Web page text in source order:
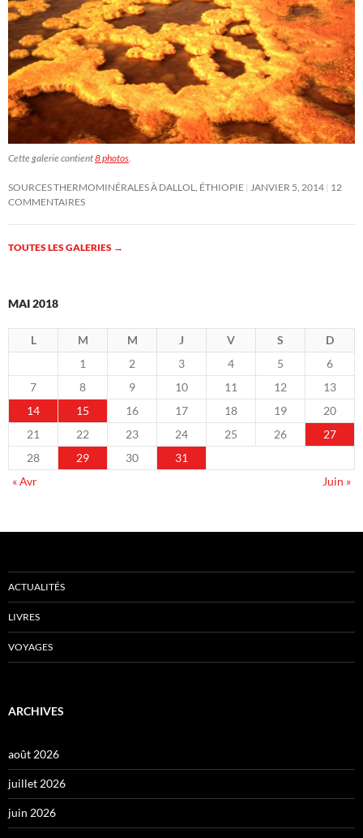
Cette galerie contient8 photos.
SOURCES THERMOMINÉRALES À DALLOL, ÉTHIOPIE JANVIER 5, 2014 12
COMMENTAIRES
TOUTES LES GALERIES →
MAI 2018
L M M J V S
D
1
2 3 4 5
6
7
8 9 10 11 12
13
14
15 16 17 18 19
20
21
22 23 24 25 26
27
28
29 30
31
« Avr
Juin »
ACTUALITÉS
LIVRES
VOYAGES
ARCHIVES
août 2026
juillet 2026
juin 2026